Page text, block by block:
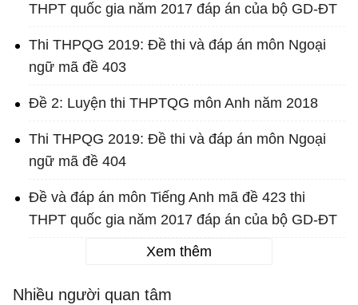
THPT quốc gia năm 2017 đáp án của bộ GD-ĐT
Thi THPQG 2019: Đề thi và đáp án môn Ngoại
ngữ mã đề 403
Đề 2: Luyện thi THPTQG môn Anh năm 2018
Thi THPQG 2019: Đề thi và đáp án môn Ngoại
ngữ mã đề 404
Đề và đáp án môn Tiếng Anh mã đề 423 thi
THPT quốc gia năm 2017 đáp án của bộ GD-ĐT
Xem thêm
Nhiều người quan tâm